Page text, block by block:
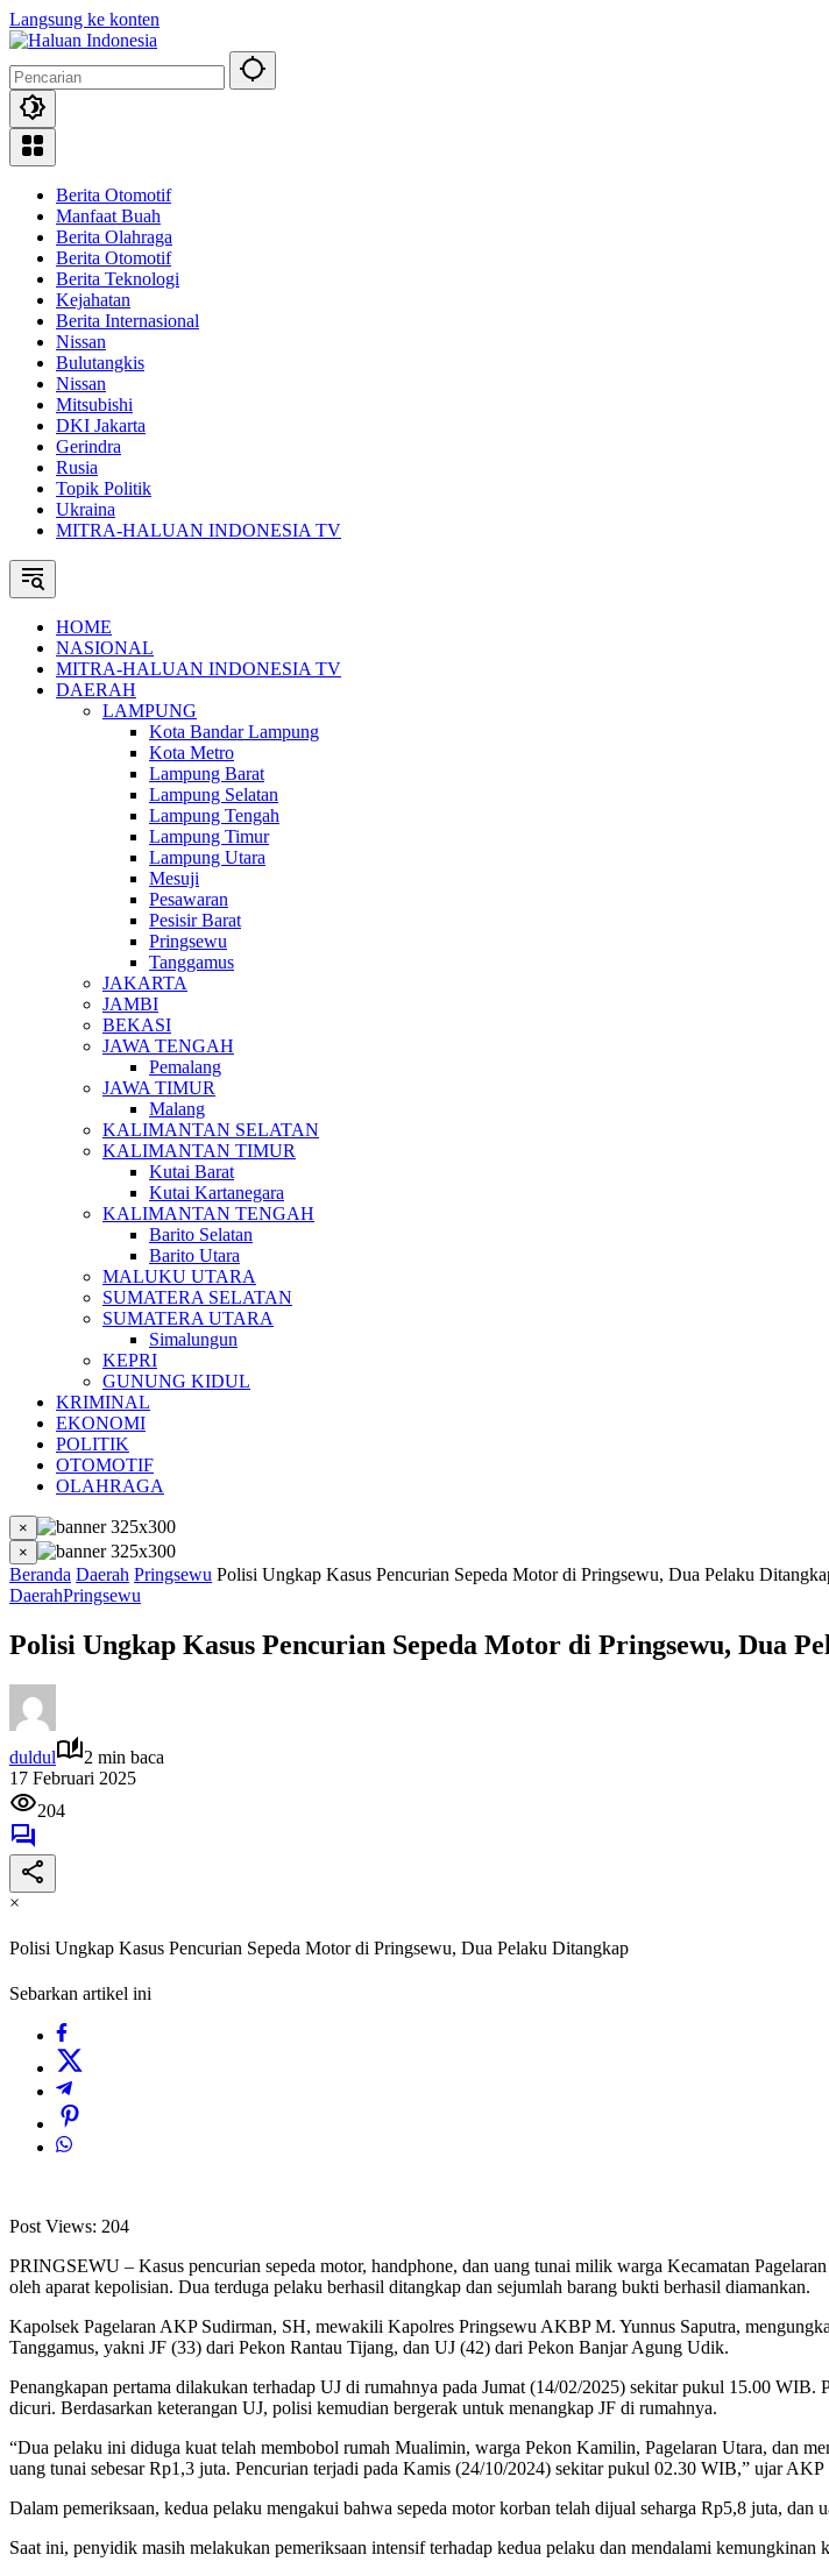
Langsung ke konten
Berita Otomotif
Manfaat Buah
Berita Olahraga
Berita Otomotif
Berita Teknologi
Kejahatan
Berita Internasional
Nissan
Bulutangkis
Nissan
Mitsubishi
DKI Jakarta
Gerindra
Rusia
Topik Politik
Ukraina
MITRA-HALUAN INDONESIA TV
HOME
NASIONAL
MITRA-HALUAN INDONESIA TV
DAERAH
LAMPUNG
Kota Bandar Lampung
Kota Metro
Lampung Barat
Lampung Selatan
Lampung Tengah
Lampung Timur
Lampung Utara
Mesuji
Pesawaran
Pesisir Barat
Pringsewu
Tanggamus
JAKARTA
JAMBI
BEKASI
JAWA TENGAH
Pemalang
JAWA TIMUR
Malang
KALIMANTAN SELATAN
KALIMANTAN TIMUR
Kutai Barat
Kutai Kartanegara
KALIMANTAN TENGAH
Barito Selatan
Barito Utara
MALUKU UTARA
SUMATERA SELATAN
SUMATERA UTARA
Simalungun
KEPRI
GUNUNG KIDUL
KRIMINAL
EKONOMI
POLITIK
OTOMOTIF
OLAHRAGA
×
×
Beranda Daerah Pringsewu Polisi Ungkap Kasus Pencurian Sepeda Motor di Pringsewu, Dua Pelaku
DaerahPringsewu
Polisi Ungkap Kasus Pencurian Sepeda Motor di Pringsewu, Dua
duldul
2 min baca
17 Februari 2025
204
×
Polisi Ungkap Kasus Pencurian Sepeda Motor di Pringsewu, Dua Pelaku Ditangkap
Sebarkan artikel ini
Post Views: 204
PRINGSEWU – Kasus pencurian sepeda motor, handphone, dan uang tunai milik warga Kecamatan
oleh aparat kepolisian. Dua terduga pelaku berhasil ditangkap dan sejumlah barang bukti berhasil diamankan.
Kapolsek Pagelaran AKP Sudirman, SH, mewakili Kapolres Pringsewu AKBP M. Yunnus Saputra,
Tanggamus, yakni JF (33) dari Pekon Rantau Tijang, dan UJ (42) dari Pekon Banjar Agung Udik.
Penangkapan pertama dilakukan terhadap UJ di rumahnya pada Jumat (14/02/2025) sekitar pukul 15.00
dicuri. Berdasarkan keterangan UJ, polisi kemudian bergerak untuk menangkap JF di rumahnya.
“Dua pelaku ini diduga kuat telah membobol rumah Mualimin, warga Pekon Kamilin, Pagelaran Utara, dan
uang tunai sebesar Rp1,3 juta. Pencurian terjadi pada Kamis (24/10/2024) sekitar pukul 02.30 WIB,” ujar
Dalam pemeriksaan, kedua pelaku mengakui bahwa sepeda motor korban telah dijual seharga Rp5,8 juta,
Saat ini, penyidik masih melakukan pemeriksaan intensif terhadap kedua pelaku dan mendalami